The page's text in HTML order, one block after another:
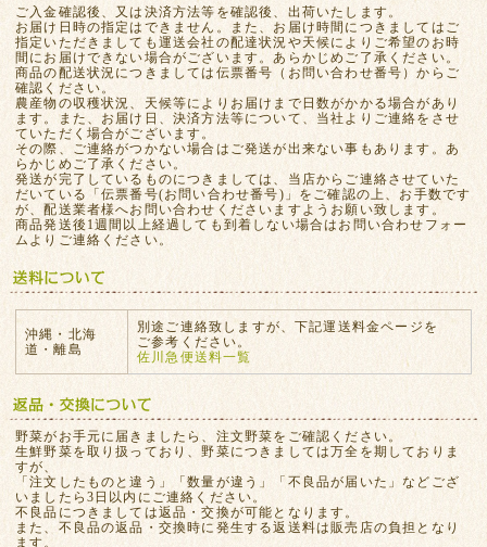
ご入金確認後、又は決済方法等を確認後、出荷いたします。
お届け日時の指定はできません。また、お届け時間につきましてはご
指定いただきましても運送会社の配達状況や天候によりご希望のお時
間にお届けできない場合がございます。あらかじめご了承ください。
商品の配送状況につきましては伝票番号（お問い合わせ番号）からご
確認ください。
農産物の収穫状況、天候等によりお届けまで日数がかかる場合があり
ます。また、お届け日、決済方法等について、当社よりご連絡をさせ
ていただく場合がございます。
その際、ご連絡がつかない場合はご発送が出来ない事もあります。あ
らかじめご了承ください。
発送が完了しているものにつきましては、当店からご連絡させていた
だいている「伝票番号(お問い合わせ番号)」をご確認の上、お手数です
が、配送業者様へお問い合わせくださいますようお願い致します。
商品発送後1週間以上経過しても到着しない場合はお問い合わせフォー
ムよりご連絡ください。
沖縄・北海
道・離島
別途ご連絡致しますが、下記運送料金ページを
ご参考ください。
佐川急便送料一覧
野菜がお手元に届きましたら、注文野菜をご確認ください。
生鮮野菜を取り扱っており、野菜につきましては万全を期しておりま
すが、
「注文したものと違う」「数量が違う」「不良品が届いた」などござ
いましたら3日以内にご連絡ください。
不良品につきましては返品・交換が可能となります。
また、不良品の返品・交換時に発生する返送料は販売店の負担となり
ます。